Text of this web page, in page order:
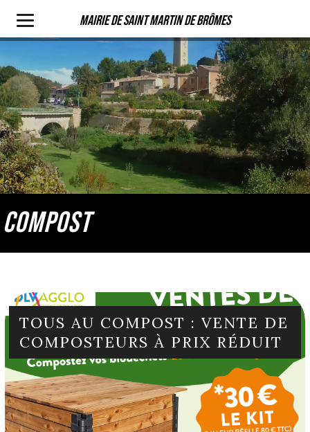
Mairie de Saint Martin de Brômes
COMPOST
TOUS AU COMPOST : VENTE DE
COMPOSTEURS À PRIX RÉDUIT